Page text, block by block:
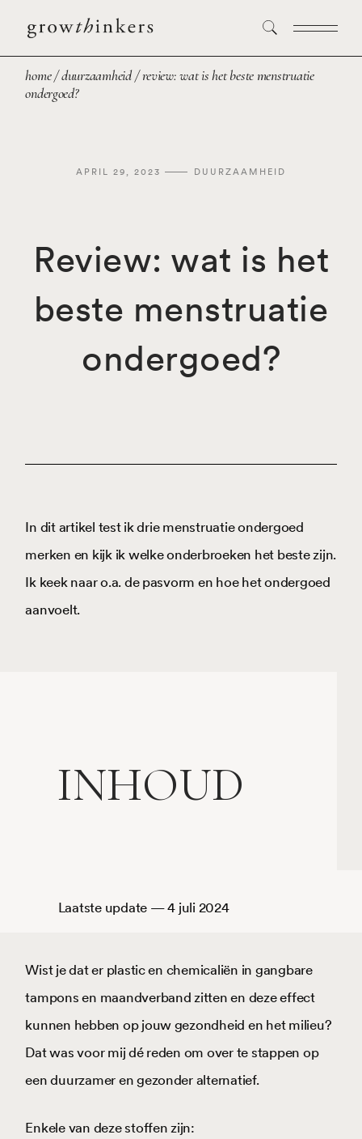
home duurzaamheid
review: wat is het beste menstruatie
ondergoed?
APRIL 29, 2023 DUURZAAMHEID
Review: wat is het
beste menstruatie
ondergoed?
In dit artikel test ik drie menstruatie ondergoed
merken en kijk ik welke onderbroeken het beste zijn.
Ik keek naar o.a. de pasvorm en hoe het ondergoed
aanvoelt.
INHOUD
update — 4 juli 2024
Wist je dat er plastic en chemicaliën in gangbare
tampons en maandverband zitten en deze effect
kunnen hebben op jouw gezondheid en het milieu?
Dat was voor mij dé reden om over te stappen op
een duurzamer en gezonder alternatief.
Enkele van deze stoffen zijn: